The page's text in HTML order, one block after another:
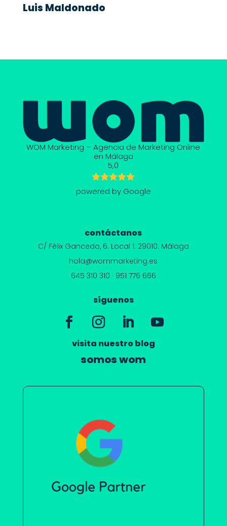
Luis Maldonado
WOM Marketing – Agencia de Marketing Online
en Málaga
5,0
powered by Google
contáctanos
C/ Félix Gancedo, 6. Local 1. 29010. Málaga
hola@wommarketing.es
645 310 310 · 951 776 666
síguenos
visita nuestro blog
somos wom